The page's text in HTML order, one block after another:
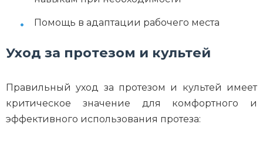
Помощь в адаптации рабочего места
Уход за протезом и культей
Правильный уход за протезом и культей имеет
критическое значение для комфортного и
эффективного использования протеза: